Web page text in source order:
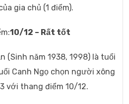
gia chủ (1 điểm).
10/12 – Rất tốt
(Sinh năm 1938, 1998) là tuổi
Canh Ngọ chọn người xông
với thang điểm 10/12.